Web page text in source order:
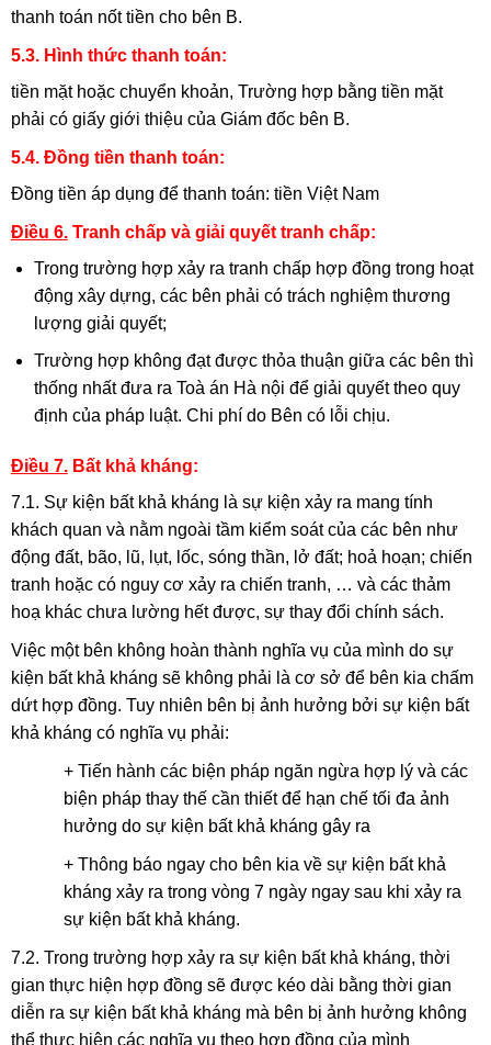
thanh toán nốt tiền cho bên B.
5.3. Hình thức thanh toán:
tiền mặt hoặc chuyển khoản, Trường hợp bằng tiền mặt
phải có giấy giới thiệu của Giám đốc bên B.
5.4. Đồng tiền thanh toán:
Đồng tiền áp dụng để thanh toán: tiền Việt Nam
Điều 6.Tranh chấp và giải quyết tranh chấp:
Trong trường hợp xảy ra tranh chấp hợp đồng trong hoạt
động xây dựng, các bên phải có trách nghiệm thương
lượng giải quyết;
Trường hợp không đạt được thỏa thuận giữa các bên thì
thống nhất đưa ra Toà án Hà nội để giải quyết theo quy
định của pháp luật. Chi phí do Bên có lỗi chịu.
Điều 7.Bất khả kháng:
7.1. Sự kiện bất khả kháng là sự kiện xảy ra mang tính
khách quan và nằm ngoài tầm kiểm soát của các bên như
động đất, bão, lũ, lụt, lốc, sóng thần, lở đất; hoả hoạn; chiến
tranh hoặc có nguy cơ xảy ra chiến tranh, … và các thảm
hoạ khác chưa lường hết được, sự thay đổi chính sách.
Việc một bên không hoàn thành nghĩa vụ của mình do sự
kiện bất khả kháng sẽ không phải là cơ sở để bên kia chấm
dứt hợp đồng. Tuy nhiên bên bị ảnh hưởng bởi sự kiện bất
khả kháng có nghĩa vụ phải:
+ Tiến hành các biện pháp ngăn ngừa hợp lý và các
biện pháp thay thế cần thiết để hạn chế tối đa ảnh
hưởng do sự kiện bất khả kháng gây ra
+ Thông báo ngay cho bên kia về sự kiện bất khả
kháng xảy ra trong vòng 7 ngày ngay sau khi xảy ra
sự kiện bất khả kháng.
7.2. Trong trường hợp xảy ra sự kiện bất khả kháng, thời
gian thực hiện hợp đồng sẽ được kéo dài bằng thời gian
diễn ra sự kiện bất khả kháng mà bên bị ảnh hưởng không
thể thực hiện các nghĩa vụ theo hợp đồng của mình